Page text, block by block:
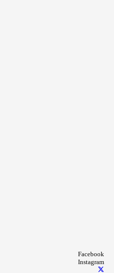
Facebook
Instagram